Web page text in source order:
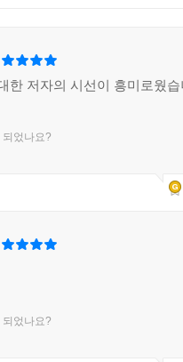
한 저자의 시선이 흥미로웠
되었나요?
되었나요?